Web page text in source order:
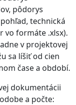
pôdorys
technická
vo formáte .xlsx).
v projektovej
sa líšiť od cien
čase a období.
dokumentácii
a počte: